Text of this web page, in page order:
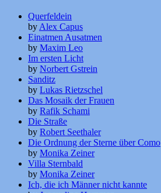
Querfeldein
by Alex Capus
Einatmen Ausatmen
by Maxim Leo
Im ersten Licht
by Norbert Gstrein
Sanditz
by Lukas Rietzschel
Das Mosaik der Frauen
by Rafik Schami
Die Straße
by Robert Seethaler
Die Ordnung der Sterne über Como
by Monika Zeiner
Villa Sternbald
by Monika Zeiner
Ich, die ich Männer nicht kannte